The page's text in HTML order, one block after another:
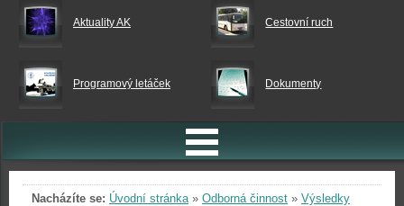
Aktuality AK Cestovní ruch
Programový letáček Dokumenty
Nacházíte se: Úvodní stránka» Odborná činnost » Výsledky